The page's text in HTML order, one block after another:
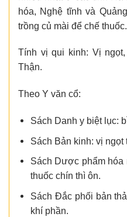
hóa, Nghệ tĩnh và
trồng củ mài để chế thuốc.
Tính vị qui kinh: Vị
Thận.
Theo Y văn cổ:
Sách Danh y biệt lục:
Sách Bản kinh: vị ngọt
Sách Dược phẩm
thuốc chín thì ôn.
Sách Đắc phối bản
khí phần.